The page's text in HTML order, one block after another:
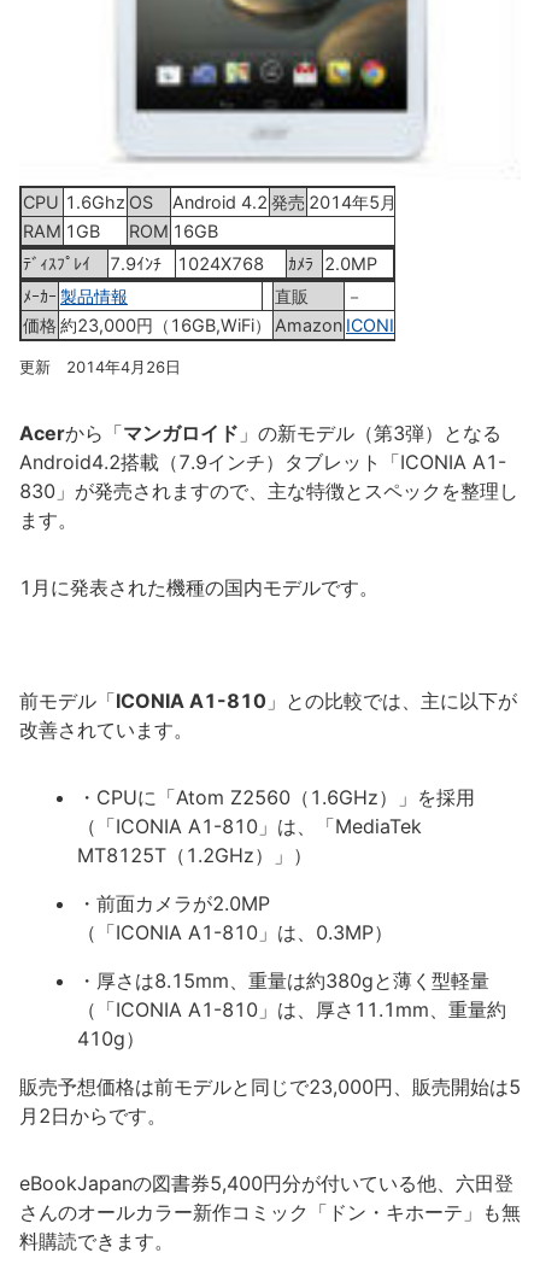
CPU 1.6Ghz OS Android 4.2 発売 2014年5月2日
RAM 1GB ROM 16GB
ﾃﾞｨｽﾌﾟﾚｲ
7.9ｲﾝﾁ 1024X768 ｶﾒﾗ
2.0MP
ﾒｰｶｰ 製品情報 直販
－
価格 約23,000円（16GB,WiFi） Amazon ICONIA A1-830
更新 2014年4月26日
Acerから「マンガロイド 」の新モデル（第3弾）となる
Android4.2搭載（7.9インチ）タブレット「ICONIA A1-
830」が発売されますので、主な特徴とスペックを整理し
ます。
1月に発表された機種の国内モデルです。
前モデル「ICONIA A1-810 」との比較では、主に以下が
改善されています。
・CPUに「Atom Z2560（1.6GHz）」を採用
（「ICONIA A1-810」は、「MediaTek
MT8125T（1.2GHz）」）
・前面カメラが2.0MP
（「ICONIA A1-810」は、0.3MP）
・厚さは8.15mm、重量は約380gと薄く型軽量
（「ICONIA A1-810」は、厚さ11.1mm、重量約
410g）
販売予想価格は前モデルと同じで23,000円、販売開始は5
月2日からです。
eBookJapanの図書券5,400円分が付いている他、六田登
さんのオールカラー新作コミック「ドン・キホーテ」も無
料購読できます。